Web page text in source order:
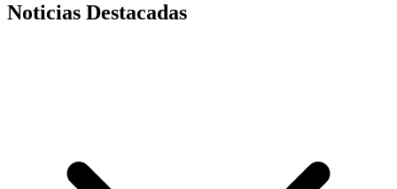
Noticias Destacadas